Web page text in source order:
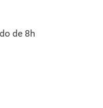
experimente combinar
para quem possui
de 8h